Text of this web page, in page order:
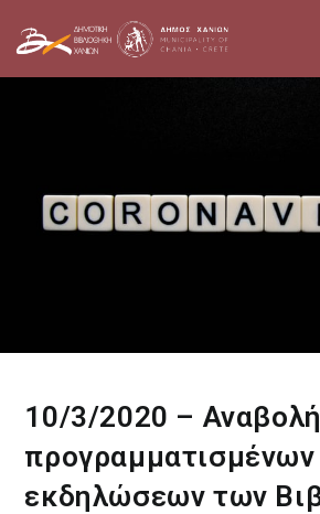
10/3/2020 – Αναβολή
προγραμματισμένων
εκδηλώσεων των